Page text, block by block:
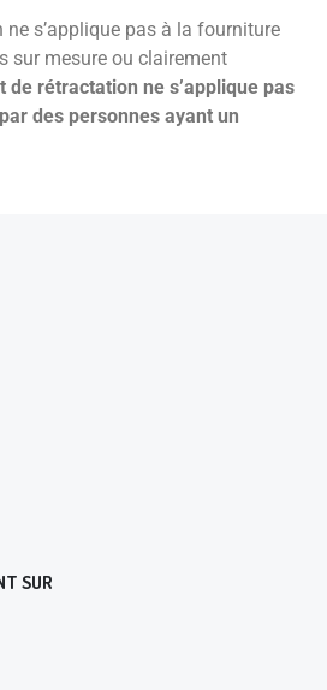
s’applique pas à la fourniture
sur mesure ou clairement
de rétractation ne s’applique pas
des personnes ayant un
SUR